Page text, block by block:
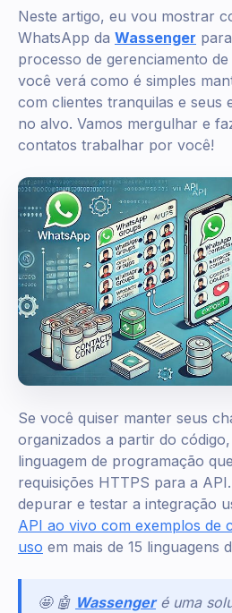
Neste artigo, eu vou mostrar
WhatsApp da Wassenger
processo de gerenciamento
você verá como é simples
com clientes tranquilas e seus
no alvo. Vamos mergulhar e
contatos trabalhar por você!
Se você quiser manter seus
organizados a partir do
linguagem de programação
requisições HTTPS para a
depurar e testar a integração
API ao vivo com exemplos de
uso em mais de 15 linguagens
🤩 🤖 Wassenger é uma